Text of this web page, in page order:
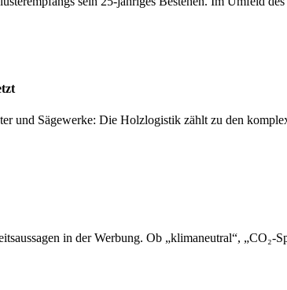
und Sägewerke: Die Holzlogistik zählt zu den
in der Werbung. Ob „klimaneutral“, „CO₂-